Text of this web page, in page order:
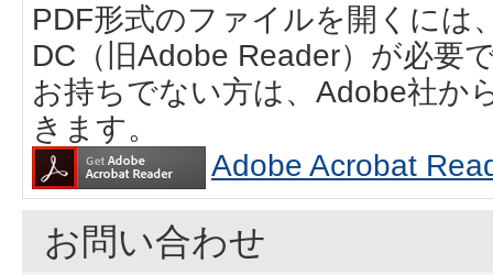
PDF形式のファイルを開くには
DC（旧Adobe Reader）が必要
お持ちでない方は、Adobe社か
きます。
Adobe Acrobat
お問い合わせ